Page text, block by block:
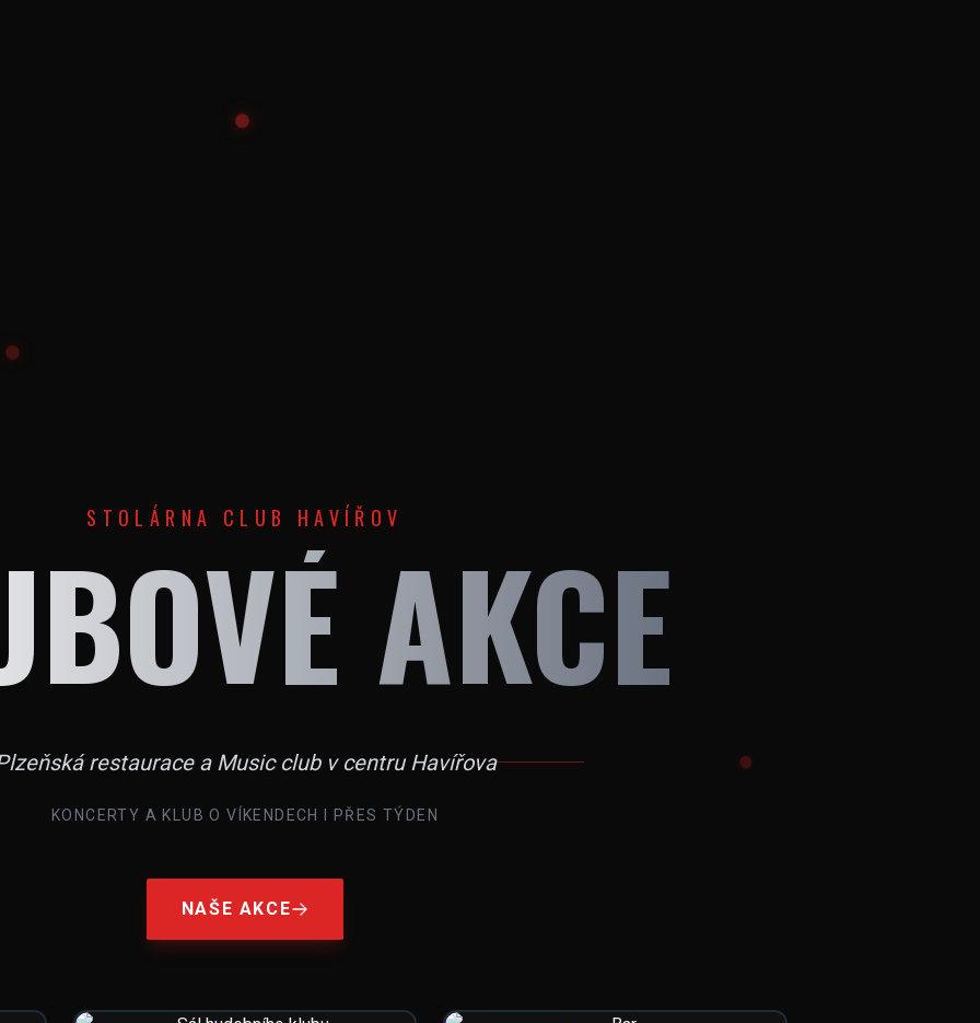
STOLÁRNA CLUB HAVÍŘOVAKCE
restaurace a Music club v centru Havířova
KONCERTY A KLUB O VÍKENDECH I PŘES TÝDEN
NAŠE AKCE